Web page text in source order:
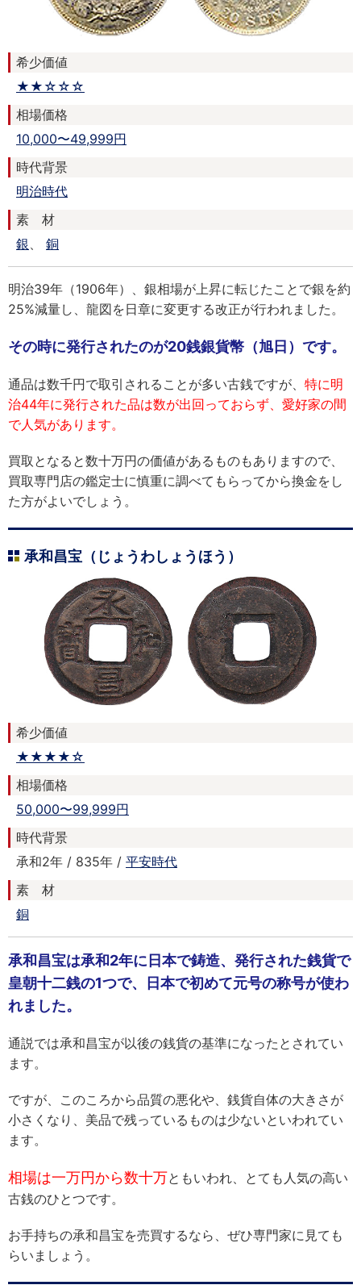
希少価値
★★☆☆☆
相場価格
10,000〜49,999円
時代背景
明治時代
素 材
銀、 銅
明治39年（1906年）、銀相場が上昇に転じたことで銀を約
25%減量し、龍図を日章に変更する改正が行われました。
その時に発行されたのが20銭銀貨幣（旭日）です。
通品は数千円で取引されることが多い古銭ですが、 特に明
治44年に発行された品は数が出回っておらず、愛好家の間
で人気があります。
買取となると数十万円の価値があるものもありますので、
買取専門店の鑑定士に慎重に調べてもらってから換金をし
た方がよいでしょう。
承和昌宝（じょうわしょうほう）
希少価値
★★★★☆
相場価格
50,000〜99,999円
時代背景
承和2年 / 835年 / 平安時代
素 材
銅
承和昌宝は承和2年に日本で鋳造、発行された銭貨で
皇朝十二銭の1つで、日本で初めて元号の称号が使わ
れました。
通説では承和昌宝が以後の銭貨の基準になったとされてい
ます。
ですが、このころから品質の悪化や、銭貨自体の大きさが
小さくなり、美品で残っているものは少ないといわれてい
ます。
相場は一万円から数十万ともいわれ、とても人気の高い
古銭のひとつです。
お手持ちの承和昌宝を売買するなら、ぜひ専門家に見ても
らいましょう。